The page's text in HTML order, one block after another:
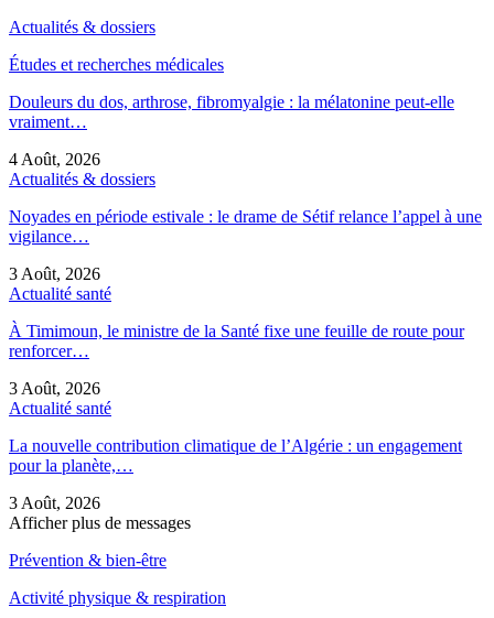
Actualités & dossiers
Études et recherches médicales
Douleurs du dos, arthrose, fibromyalgie : la mélatonine peut-elle
vraiment…
4 Août, 2026
Actualités & dossiers
Noyades en période estivale : le drame de Sétif relance l’appel à une
vigilance…
3 Août, 2026
Actualité santé
À Timimoun, le ministre de la Santé fixe une feuille de route pour
renforcer…
3 Août, 2026
Actualité santé
La nouvelle contribution climatique de l’Algérie : un engagement
pour la planète,…
3 Août, 2026
Afficher plus de messages
Prévention & bien-être
Activité physique & respiration